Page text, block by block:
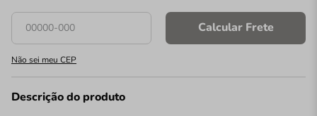
Calcular Frete
Não sei meu CEP
Descrição do produto